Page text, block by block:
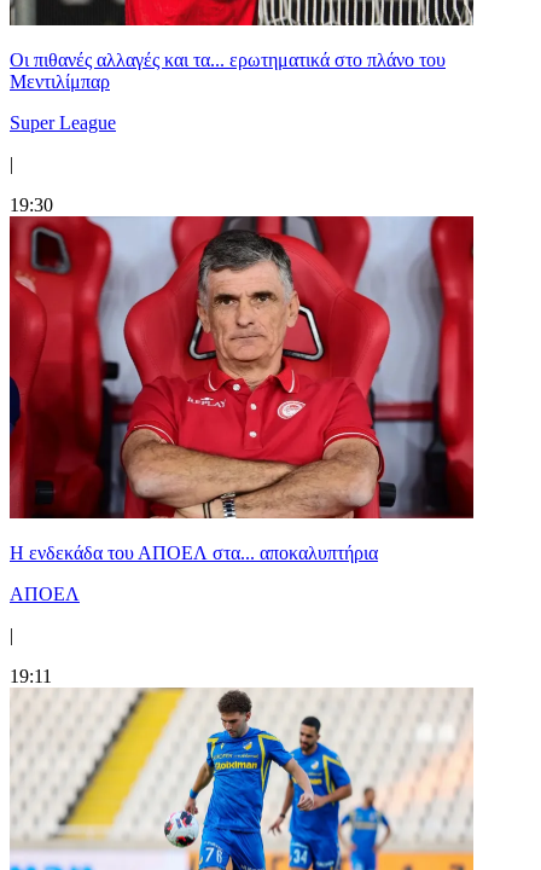
Οι πιθανές αλλαγές και τα... ερωτηματικά στο πλάνο του
Μεντιλίμπαρ
Super League
|
19:30
Η ενδεκάδα του ΑΠΟΕΛ στα... αποκαλυπτήρια
ΑΠΟΕΛ
|
19:11